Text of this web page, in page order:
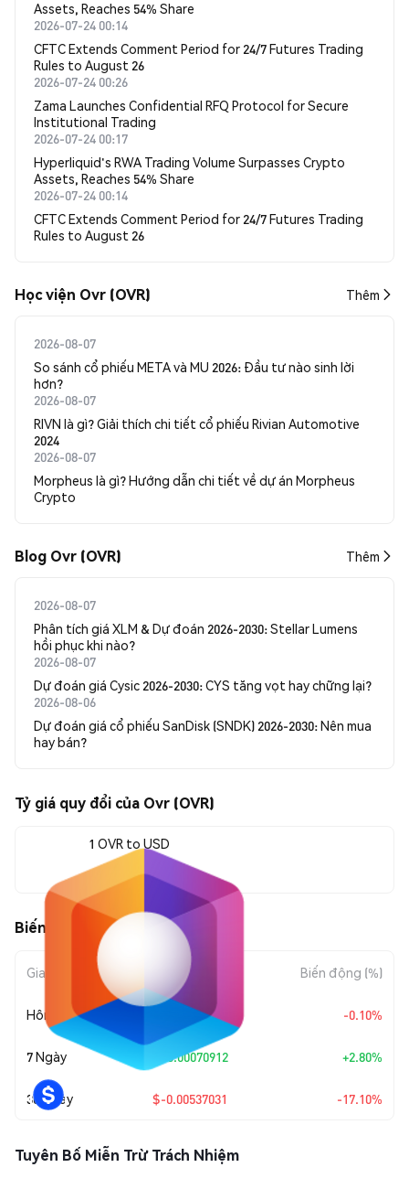
Assets, Reaches 54% Share
2026-07-24 00:14
CFTC Extends Comment Period for 24/7 Futures Trading
Rules to August 26
2026-07-24 00:26
Zama Launches Confidential RFQ Protocol for Secure
Institutional Trading
2026-07-24 00:17
Hyperliquid's RWA Trading Volume Surpasses Crypto
Assets, Reaches 54% Share
2026-07-24 00:14
CFTC Extends Comment Period for 24/7 Futures Trading
Rules to August 26
Học viện Ovr (OVR) Thêm
2026-08-07
So sánh cổ phiếu META và MU 2026: Đầu tư nào sinh lời
hơn?
2026-08-07
RIVN là gì? Giải thích chi tiết cổ phiếu Rivian Automotive
2024
2026-08-07
Morpheus là gì? Hướng dẫn chi tiết về dự án Morpheus
Crypto
Blog Ovr (OVR) Thêm
2026-08-07
Phân tích giá XLM & Dự đoán 2026-2030: Stellar Lumens
hồi phục khi nào?
2026-08-07
Dự đoán giá Cysic 2026-2030: CYS tăng vọt hay chững lại?
2026-08-06
Dự đoán giá cổ phiếu SanDisk (SNDK) 2026-2030: Nên mua
hay bán?
Tỷ giá quy đổi của Ovr (OVR)
1 OVR to USD
$0.026035
Biến động giá của Ovr (OVR)
Giai đoạn Mức biến động Biến động (%)
Hôm nay $-0.00002606 -0.10%
7 Ngày $0.00070912 +2.80%
30 Ngày $-0.00537031 -17.10%
Tuyên Bố Miễn Trừ Trách Nhiệm